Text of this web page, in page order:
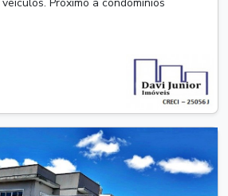
Próximo a condomínios